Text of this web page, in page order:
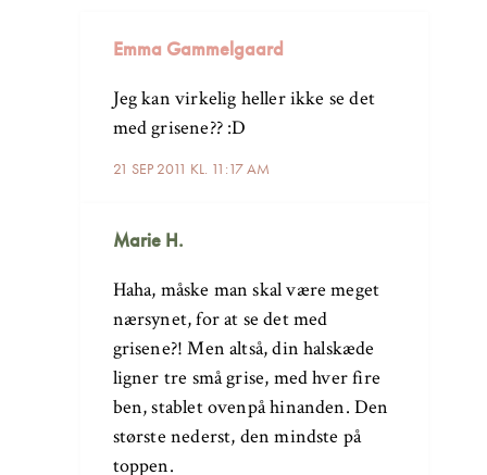
Emma Gammelgaard
21 SEP 2011 KL. 11:17 AM
Jeg kan virkelig heller ikke se det
med grisene?? :D
Marie H.
Haha, måske man skal være meget
nærsynet, for at se det med
grisene?! Men altså, din halskæde
ligner tre små grise, med hver fire
ben, stablet ovenpå hinanden. Den
største nederst, den mindste på
toppen.